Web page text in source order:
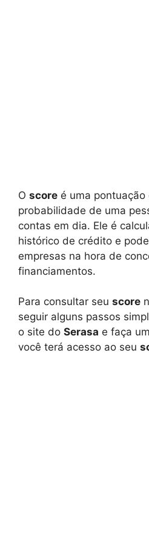
O score é uma pontuação
probabilidade de uma
contas em dia. Ele é
histórico de crédito e
empresas na hora de
financiamentos.
Para consultar seu score
seguir alguns passos
o site do Serasa e faça
você terá acesso ao seu